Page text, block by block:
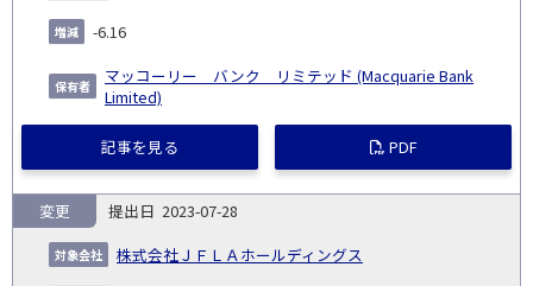
-6.16
マッコーリー バンク リミテッド (Macquarie Bank
Limited)
記事を見る PDF
2023-07-28
株式会社ＪＦＬＡホールディングス
変更